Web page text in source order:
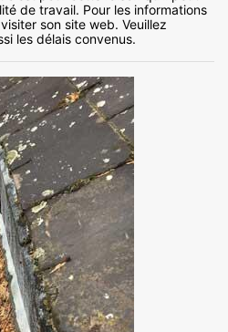
de travail. Pour les informations
son site web. Veuillez
les délais convenus.